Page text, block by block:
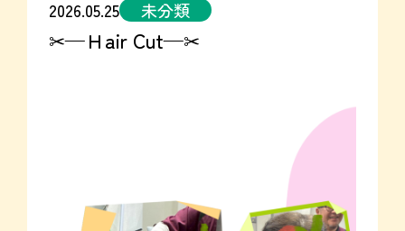
2026.05.25 未分類
✂—Ｈair Cut—✂